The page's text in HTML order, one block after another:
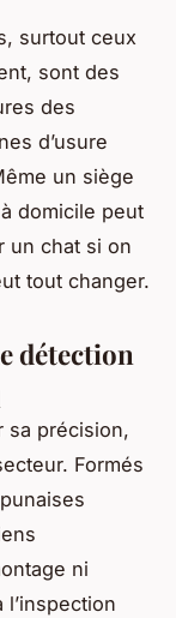
surtout ceux
sont des
des
d’usure
un siège
domicile peut
un chat si on
tout changer.
détection
sa précision,
Formés
ni